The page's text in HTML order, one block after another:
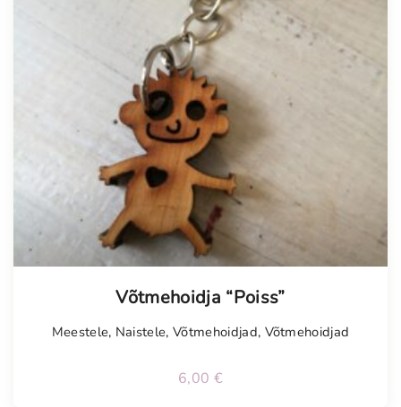
Võtmehoidja “Poiss”
Meestele, Naistele,Võtmehoidjad, Võtmehoidjad
6,00 €